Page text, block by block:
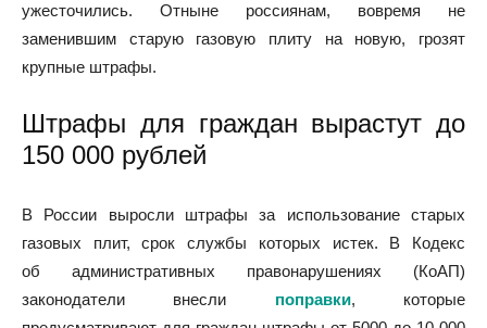
ужесточились. Отныне россиянам, вовремя не
заменившим старую газовую плиту на новую, грозят
крупные штрафы.
Штрафы для граждан вырастут до
150 000 рублей
В России выросли штрафы за использование старых
газовых плит, срок службы которых истек. В Кодекс
об административных правонарушениях (КоАП)
законодатели внесли поправки, которые